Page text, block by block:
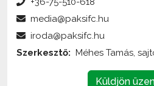
Küldjön